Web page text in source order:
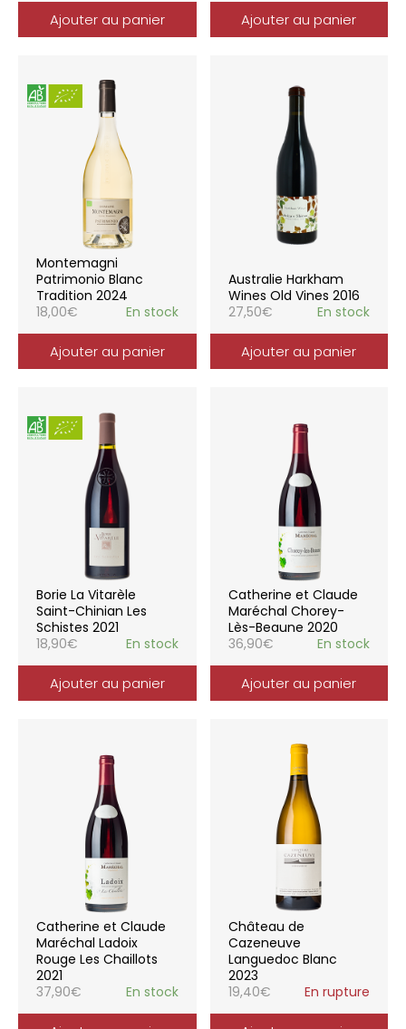
Ajouter au panier Ajouter au panier
Montemagni
Patrimonio Blanc
Tradition 2024
18,00€ En stock
Ajouter au panier
Australie Harkham
Wines Old Vines 2016
27,50€ En stock
Ajouter au panier
Borie La Vitarèle
Saint-Chinian Les
Schistes 2021
18,90€ En stock
Ajouter au panier
Catherine et Claude
Maréchal Chorey-
Lès-Beaune 2020
36,90€ En stock
Ajouter au panier
Catherine et Claude
Maréchal Ladoix
Rouge Les Chaillots
2021
37,90€ En stock
Château de
Cazeneuve
Languedoc Blanc
2023
19,40€ En rupture